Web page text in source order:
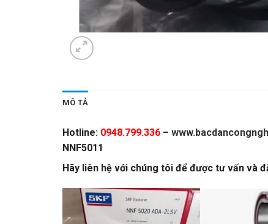
MÔ TẢ
Hotline: 0948.799.336 –
NNF5011
Hãy liên hệ với chúng tôi để được tư vấn và